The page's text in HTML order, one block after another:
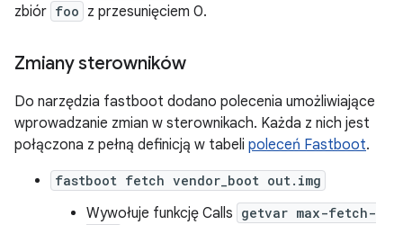
zbiór foo z przesunięciem 0.
Zmiany sterowników
Do narzędzia fastboot dodano polecenia umożliwiające
wprowadzanie zmian w sterownikach. Każda z nich jest
połączona z pełną definicją w tabeli poleceń Fastboot.
fastboot fetch vendor_boot out.img
Wywołuje funkcję Calls getvar max-fetch-